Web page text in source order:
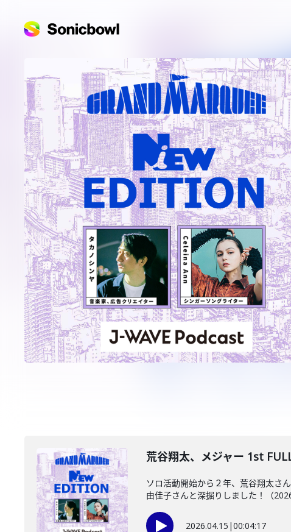
荒谷翔太、メジャー 1st
ソロ活動開始から２年、荒谷翔太さ
由佳子さんと深掘りしました！（
2026.04.15 |00:04:17